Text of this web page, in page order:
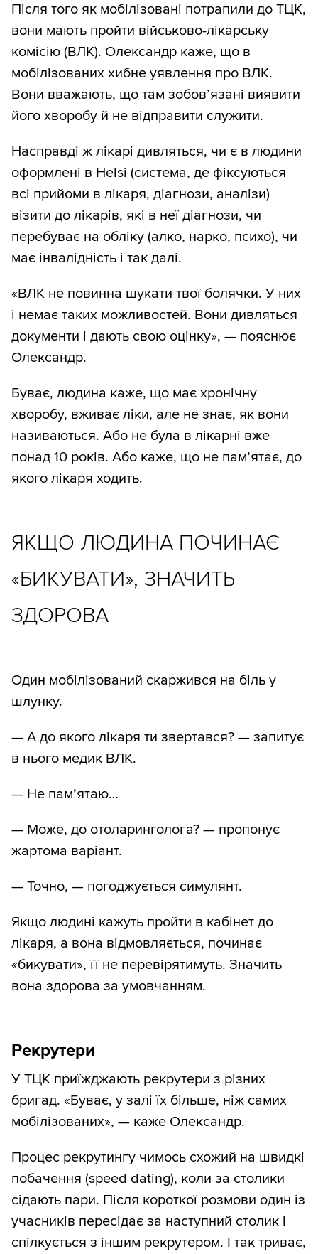
Після того як мобілізовані потрапили до ТЦК,
вони мають пройти військово-лікарську
комісію (ВЛК). Олександр каже, що в
мобілізованих хибне уявлення про ВЛК.
Вони вважають, що там зобов’язані виявити
його хворобу й не відправити служити.
Насправді ж лікарі дивляться, чи є в людини
оформлені в Helsi (система, де фіксуються
всі прийоми в лікаря, діагнози, аналізи)
візити до лікарів, які в неї діагнози, чи
перебуває на обліку (алко, нарко, психо), чи
має інвалідність і так далі.
«ВЛК не повинна шукати твої болячки. У них
і немає таких можливостей. Вони дивляться
документи і дають свою оцінку», — пояснює
Олександр.
Буває, людина каже, що має хронічну
хворобу, вживає ліки, але не знає, як вони
називаються. Або не була в лікарні вже
понад 10 років. Або каже, що не пам’ятає, до
якого лікаря ходить.
ЯКЩО ЛЮДИНА ПОЧИНАЄ
«БИКУВАТИ», ЗНАЧИТЬ
ЗДОРОВА
Один мобілізований скаржився на біль у
шлунку.
— А до якого лікаря ти звертався? — запитує
в нього медик ВЛК.
— Не пам’ятаю…
— Може, до отоларинголога? — пропонує
жартома варіант.
— Точно, — погоджується симулянт.
Якщо людині кажуть пройти в кабінет до
лікаря, а вона відмовляється, починає
«бикувати», її не перевірятимуть. Значить
вона здорова за умовчанням.
Рекрутери
У ТЦК приїжджають рекрутери з різних
бригад. «Буває, у залі їх більше, ніж самих
мобілізованих», — каже Олександр.
Процес рекрутингу чимось схожий на швидкі
побачення (speed dating), коли за столики
сідають пари. Після короткої розмови один із
учасників пересідає за наступний столик і
спілкується з іншим рекрутером. І так триває,